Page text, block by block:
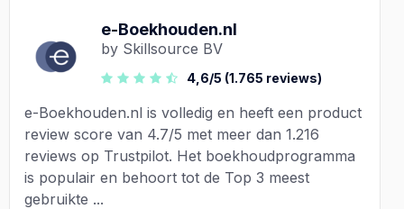
e-Boekhouden.nl
by Skillsource BV
4,6/5 (1.765 reviews)
e-Boekhouden.nl is volledig en heeft een product
review score van 4.7/5 met meer dan 1.216
reviews op Trustpilot. Het boekhoudprogramma
is populair en behoort tot de Top 3 meest
gebruikte ...